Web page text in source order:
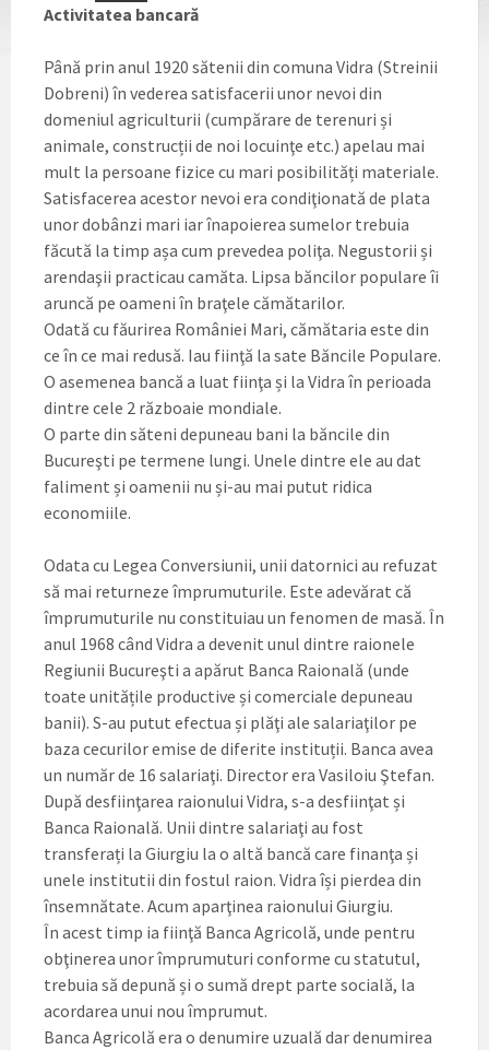
Activitatea bancară
Până prin anul 1920 sătenii din comuna Vidra (Streinii
Dobreni) în vederea satisfacerii unor nevoi din
domeniul agriculturii (cumpărare de terenuri și
animale, construcții de noi locuinţe etc.) apelau mai
mult la persoane fizice cu mari posibilități materiale.
Satisfacerea acestor nevoi era condiţionată de plata
unor dobânzi mari iar înapoierea sumelor trebuia
făcută la timp așa cum prevedea poliţa. Negustorii și
arendaşii practicau camăta. Lipsa băncilor populare îi
aruncă pe oameni în braţele cămătarilor.
Odată cu făurirea României Mari, cămătaria este din
ce în ce mai redusă. Iau fiinţă la sate Băncile Populare.
O asemenea bancă a luat fiinţa și la Vidra în perioada
dintre cele 2 războaie mondiale.
O parte din săteni depuneau bani la băncile din
Bucureşti pe termene lungi. Unele dintre ele au dat
faliment și oamenii nu și-au mai putut ridica
economiile.
Odata cu Legea Conversiunii, unii datornici au refuzat
să mai returneze împrumuturile. Este adevărat că
împrumuturile nu constituiau un fenomen de masă. În
anul 1968 când Vidra a devenit unul dintre raionele
Regiunii Bucureşti a apărut Banca Raională (unde
toate unitățile productive și comerciale depuneau
banii). S-au putut efectua și plăţi ale salariaţilor pe
baza cecurilor emise de diferite instituții. Banca avea
un număr de 16 salariaţi. Director era Vasiloiu Ştefan.
După desfiinţarea raionului Vidra, s-a desfiinţat și
Banca Raională. Unii dintre salariaţi au fost
transferați la Giurgiu la o altă bancă care finanţa și
unele institutii din fostul raion. Vidra își pierdea din
însemnătate. Acum aparţinea raionului Giurgiu.
În acest timp ia fiinţă Banca Agricolă, unde pentru
obţinerea unor împrumuturi conforme cu statutul,
trebuia să depună și o sumă drept parte socială, la
acordarea unui nou împrumut.
Banca Agricolă era o denumire uzuală dar denumirea